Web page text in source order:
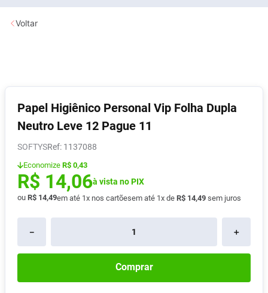
Papel Higiênico Personal Vip Folha Dupla
Neutro Leve 12 Pague 11
SOFTYS : 1137088
Economize R$ 0,43
R$ 14,06à vista no PIX
ou R$ 14,49em até 1x nos cartõesem até 1x de R$ 14,49 sem juros
＋
－
Comprar
Voltar
1º Fralda
2
5º Fralda G
6º Shampoo
7º Desodorante
8º Absorvente
9º Lavitan
10 Vitamina D